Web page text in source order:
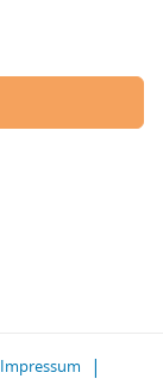
Impressum